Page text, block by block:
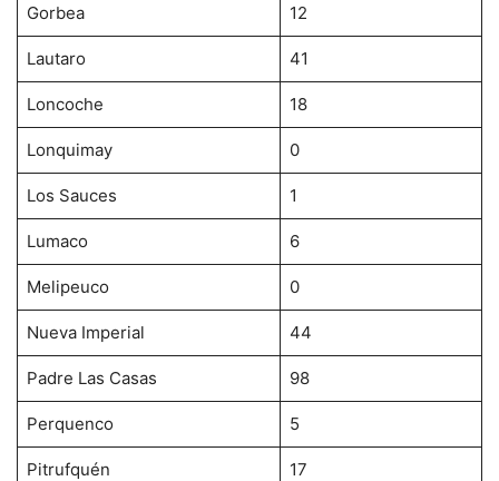
Gorbea 12
Lautaro 41
Loncoche 18
Lonquimay 0
Los Sauces 1
Lumaco 6
Melipeuco 0
Nueva Imperial 44
Padre Las Casas 98
Perquenco 5
Pitrufquén 17